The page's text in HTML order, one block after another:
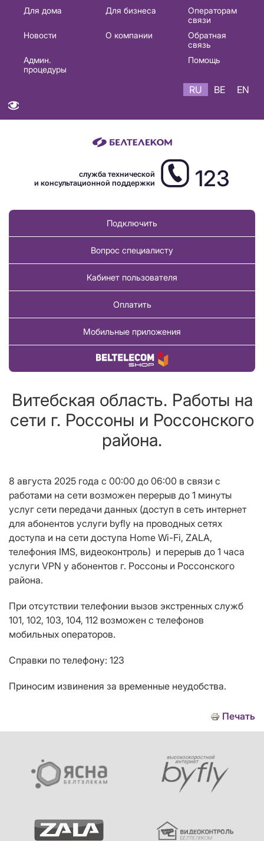
Основная
навигация
Для дома Для бизнеса
Операторам
связи
Новости
О компании
Обратная
связь
Админ.
процедуры
Помощь
RU BE EN
служба технической
и консультационной поддержки
123
Подключить
Вопрос специалисту
Кабинет пользователя
Оплатить
Мобильные приложения
Купить товар
Витебская область. Работы на
сети г. Россоны и Россонского
района.
8 августа 2025 года c 00:00 до 06:00 в связи с
работами на сети возможен перерыв до 1 минуты
услуг сети передачи данных (доступ в сеть интернет
для абонентов услуги byfly на проводных сетях
доступа и на сети доступа Home Wi-Fi, ZALA,
телефония IMS, видеоконтроль) и перерыв до 1 часа
услуги VPN у абонентов г. Россоны и Россонского
района.
При отсутствии телефонии вызов экстренных служб
101, 102, 103, 104, 112 возможен с телефонов
мобильных операторов.
Справки по телефону: 123
Приносим извинения за временные неудобства.
Печать